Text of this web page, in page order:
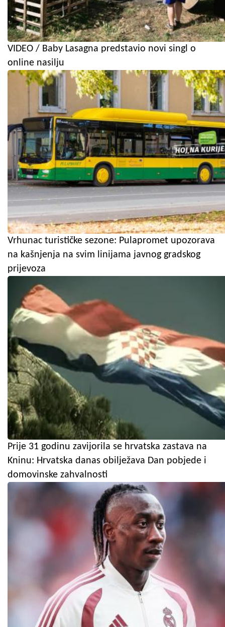
VIDEO / Baby Lasagna predstavio novi singl o
online nasilju
Vrhunac turističke sezone: Pulapromet upozorava
na kašnjenja na svim linijama javnog gradskog
prijevoza
Prije 31 godinu zavijorila se hrvatska zastava na
Kninu: Hrvatska danas obilježava Dan pobjede i
domovinske zahvalnosti